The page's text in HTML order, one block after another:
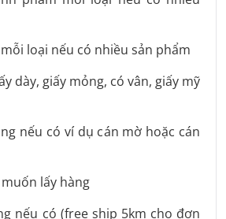
loại nếu có nhiều sản phẩm
dày, giấy mỏng, có vân, giấy mỹ
nếu có ví dụ cán mờ hoặc cán
lấy hàng
nếu có (free ship 5km cho đơn